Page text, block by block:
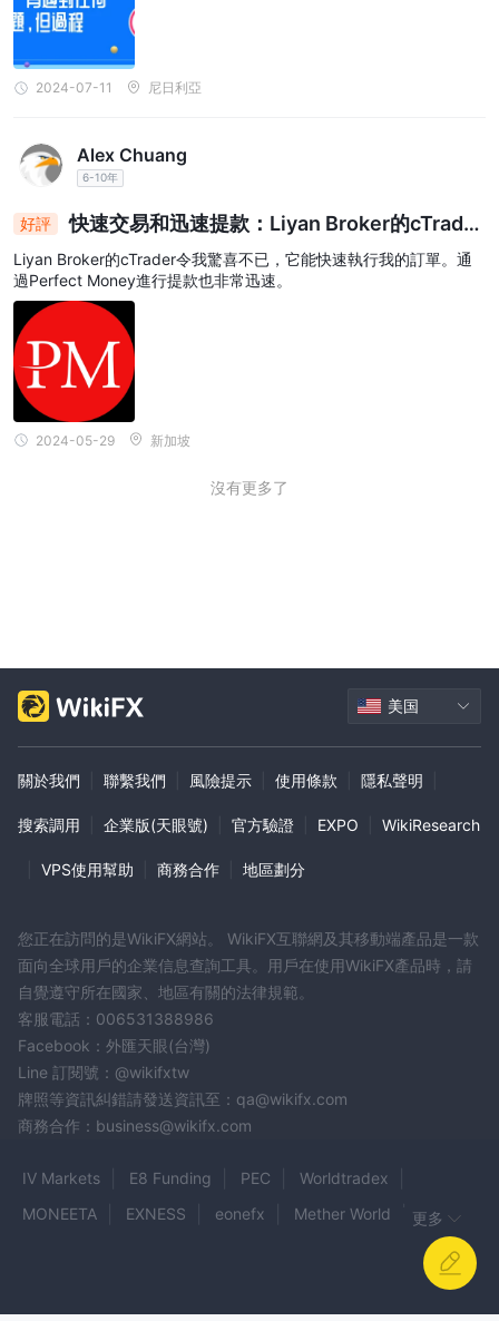
2024-07-11 尼日利亞
Alex Chuang
6-10年
好評
快速交易和迅速提款：Liyan Broker的cTrader
交易平台交付
Liyan Broker的cTrader令我驚喜不已，它能快速執行我的訂單。通
過Perfect Money進行提款也非常迅速。
2024-05-29 新加坡
沒有更多了
美国
關於我們 聯繫我們 風險提示 使用條款 隱私聲明
搜索調用 企業版(天眼號) 官方驗證 EXPO WikiResearch
VPS使用幫助 商務合作 地區劃分
您正在訪問的是WikiFX網站。 WikiFX互聯網及其移動端產品是一款
面向全球用戶的企業信息查詢工具。用戶在使用WikiFX產品時，請
自覺遵守所在國家、地區有關的法律規範。
客服電話：006531388986
Facebook：外匯天眼(台灣)
Line 訂閱號：@wikifxtw
牌照等資訊糾錯請發送資訊至：qa@wikifx.com
商務合作：business@wikifx.com
IV Markets E8 Funding PEC
Worldtradex
MONEETA
EXNESS eonefx
Mether World
更多